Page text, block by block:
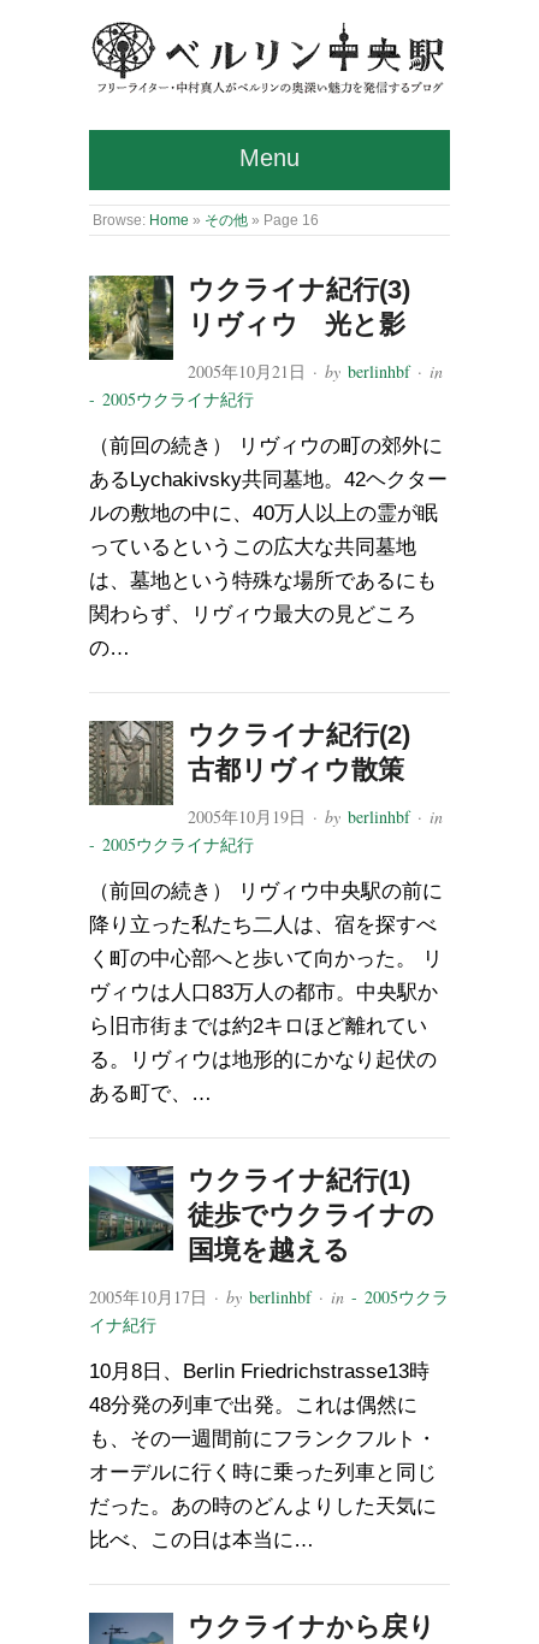
Menu
Browse: Home » その他 » Page 16
ウクライナ紀行(3)
リヴィウ 光と影
2005年10月21日 · byberlinhbf· in
- 2005ウクライナ紀行
（前回の続き） リヴィウの町の郊外に
あるLychakivsky共同墓地。42ヘクター
ルの敷地の中に、40万人以上の霊が眠
っているというこの広大な共同墓地
は、墓地という特殊な場所であるにも
関わらず、リヴィウ最大の見どころ
の…
ウクライナ紀行(2)
古都リヴィウ散策
2005年10月19日 · byberlinhbf· in
- 2005ウクライナ紀行
（前回の続き） リヴィウ中央駅の前に
降り立った私たち二人は、宿を探すべ
く町の中心部へと歩いて向かった。 リ
ヴィウは人口83万人の都市。中央駅か
ら旧市街までは約2キロほど離れてい
る。リヴィウは地形的にかなり起伏の
ある町で、…
ウクライナ紀行(1)
徒歩でウクライナの
国境を越える
2005年10月17日 · by berlinhbf· in - 2005ウクラ
イナ紀行
10月8日、Berlin Friedrichstrasse13時
48分発の列車で出発。これは偶然に
も、その一週間前にフランクフルト・
オーデルに行く時に乗った列車と同じ
だった。あの時のどんよりした天気に
比べ、この日は本当に…
ウクライナから戻り